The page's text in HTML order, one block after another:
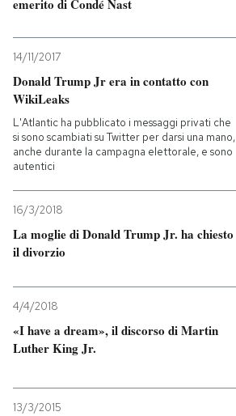
emerito di Condé Nast
14/11/2017
Donald Trump Jr era in contatto con
WikiLeaks
L'Atlantic ha pubblicato i messaggi privati che
si sono scambiati su Twitter per darsi una mano,
anche durante la campagna elettorale, e sono
autentici
16/3/2018
La moglie di Donald Trump Jr. ha chiesto
il divorzio
4/4/2018
«I have a dream», il discorso di Martin
Luther King Jr.
13/3/2015